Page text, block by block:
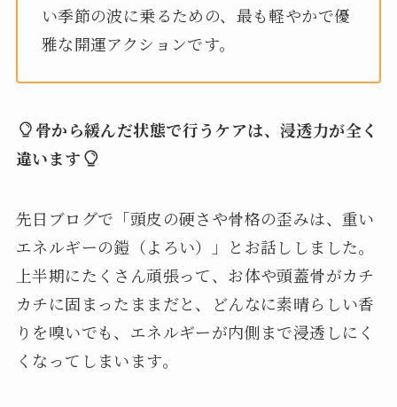
い季節の波に乗るための、最も軽やかで優
雅な開運アクションです。
骨から緩んだ状態で行うケアは、浸透力が全く
違います
先日ブログで「頭皮の硬さや骨格の歪みは、重い
エネルギーの鎧（よろい）」とお話ししました。
上半期にたくさん頑張って、お体や頭蓋骨がカチ
カチに固まったままだと、どんなに素晴らしい香
りを嗅いでも、エネルギーが内側まで浸透しにく
くなってしまいます。